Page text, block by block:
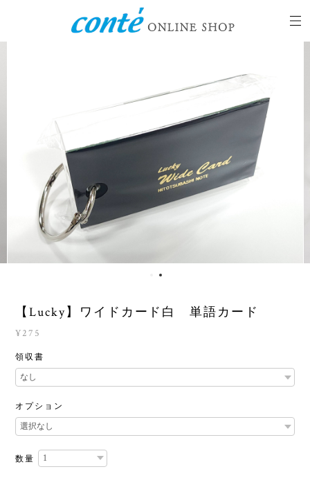
【Lucky】ワイドカード白 単語カード
¥275
領収書
オプション
数量